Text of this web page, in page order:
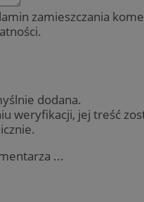
zamieszczania
dodana.
weryfikacji, jej treść
...